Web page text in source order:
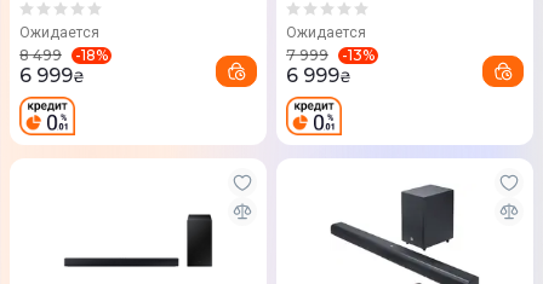
Ожидается
8 499 -18%
6 999₴
Ожидается
7 999 -13%
6 999₴